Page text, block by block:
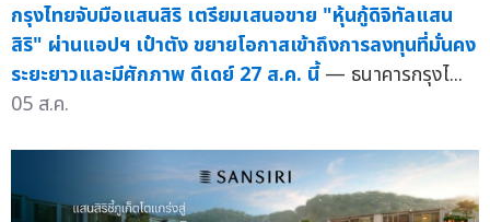
กรุงไทยจับมือแสนสิริ เตรียมเสนอขาย "หุ้นกู้ดิจิทัลแสน
สิริ" ผ่านแอปฯ เป๋าตัง ขยายโอกาสเข้าถึงการลงทุนที่มั่นคง
ระยะยาวและมีศักภาพ ดีเดย์ 27 ส.ค. นี้ — ธนาคารกรุงไ...
05 ส.ค.